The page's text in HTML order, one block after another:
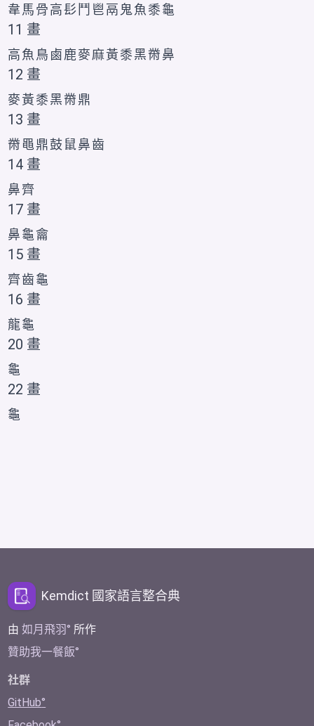
韋 馬骨高髟 鬥 鬯鬲 鬼魚 黍龜
11 畫
高魚 鳥 鹵鹿麥麻黃黍黑黹鼻
12 畫
麥黃黍黑黹鼎
13 畫
黹 黽鼎鼓鼠 鼻齒
14 畫
鼻齊
17 畫
鼻龜 龠
15 畫
齊齒龜
16 畫
龍龜
20 畫
龜
22 畫
龜
Kemdict 國家語言整合典
由如月飛羽 所作
贊助我一餐飯
社群
GitHub